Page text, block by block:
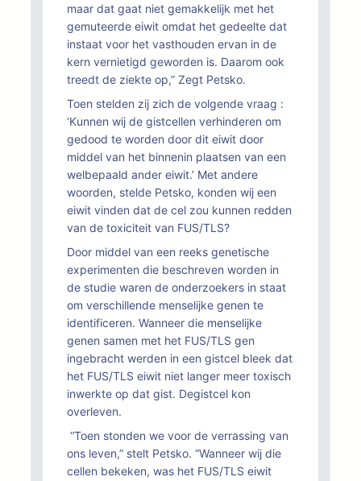
maar dat gaat niet gemakkelijk met het
gemuteerde eiwit omdat het gedeelte dat
instaat voor het vasthouden ervan in de
kern vernietigd geworden is. Daarom ook
treedt de ziekte op,” Zegt Petsko.
Toen stelden zij zich de volgende vraag :
‘Kunnen wij de gistcellen verhinderen om
gedood te worden door dit eiwit door
middel van het binnenin plaatsen van een
welbepaald ander eiwit.’ Met andere
woorden, stelde Petsko, konden wij een
eiwit vinden dat de cel zou kunnen redden
van de toxiciteit van FUS/TLS?
Door middel van een reeks genetische
experimenten die beschreven worden in
de studie waren de onderzoekers in staat
om verschillende menselijke genen te
identificeren. Wanneer die menselijke
genen samen met het FUS/TLS gen
ingebracht werden in een gistcel bleek dat
het FUS/TLS eiwit niet langer meer toxisch
inwerkte op dat gist. Degistcel kon
overleven.
“Toen stonden we voor de verrassing van
ons leven,” stelt Petsko. “Wanneer wij die
cellen bekeken, was het FUS/TLS eiwit